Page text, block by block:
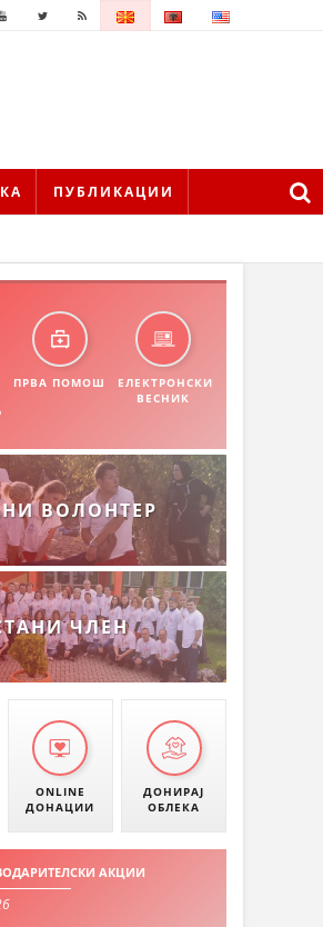
ПУБЛИКАЦИИ
ПРВА ПОМОШ
ЕЛЕКТРОНСКИ
ВЕСНИК
ВОЛОНТЕР
ЧЛЕН
ONLINE
ДОНАЦИИ
ДОНИРАЈ
ОБЛЕКА
АКЦИИ